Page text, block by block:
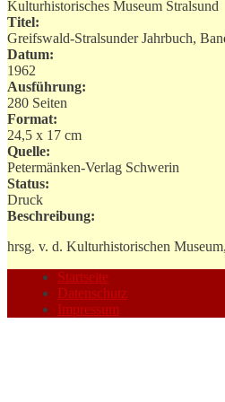
Kulturhistorisches Museum Stralsund
Titel:
Greifswald-Stralsunder Jahrbuch,
Datum:
1962
Ausführung:
280 Seiten
Format:
24,5 x 17 cm
Quelle:
Petermänken-Verlag Schwerin
Status:
Druck
Beschreibung:
hrsg. v. d. Kulturhistorischen
Startseite
Datenschutz
Impressum